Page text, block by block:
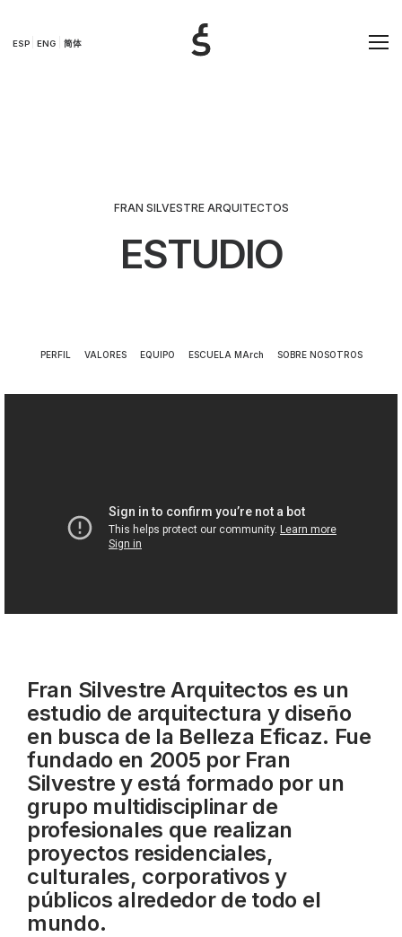
ESP ENG 简体
FRAN SILVESTRE ARQUITECTOS
ESTUDIO
PERFIL VALORES EQUIPO ESCUELA MArch SOBRE NOSOTROS
Fran Silvestre Arquitectos es un
estudio de arquitectura y diseño
en busca de la Belleza Eficaz. Fue
fundado en 2005 por Fran
Silvestre y está formado por un
grupo multidisciplinar de
profesionales que realizan
proyectos residenciales,
culturales, corporativos y
públicos alrededor de todo el
mundo.